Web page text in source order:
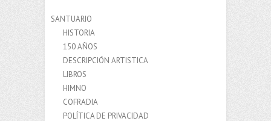
SANTUARIO
HISTORIA
150 AÑOS
DESCRIPCIÓN ARTISTICA
LIBROS
HIMNO
COFRADIA
POLÍTICA DE PRIVACIDAD